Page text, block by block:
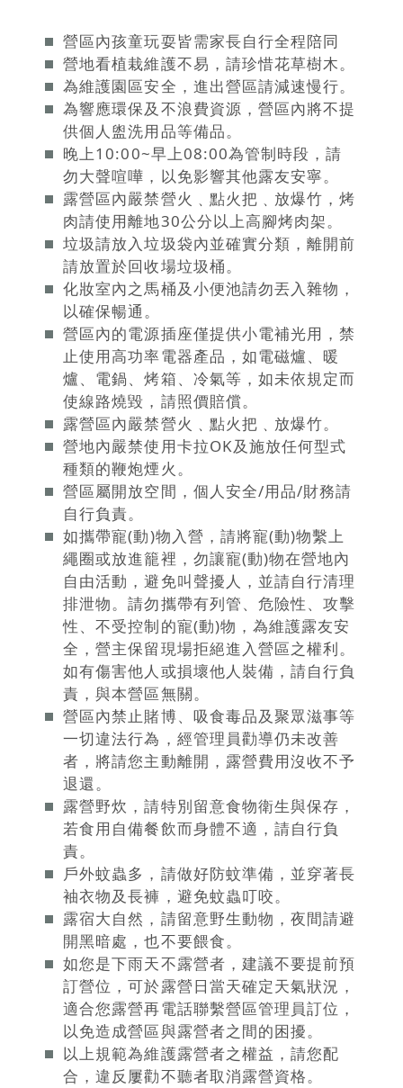
營區內孩童玩耍皆需家長自行全程陪同
營地看植栽維護不易，請珍惜花草樹木。
為維護園區安全，進出營區請減速慢行。
為響應環保及不浪費資源，營區內將不提
供個人盥洗用品等備品。
晚上10:00~早上08:00為管制時段，請
勿大聲喧嘩，以免影響其他露友安寧。
露營區內嚴禁營火﹑點火把﹑放爆竹，烤
肉請使用離地30公分以上高腳烤肉架。
垃圾請放入垃圾袋內並確實分類，離開前
請放置於回收場垃圾桶。
化妝室內之馬桶及小便池請勿丟入雜物，
以確保暢通。
營區內的電源插座僅提供小電補光用，禁
止使用高功率電器產品，如電磁爐、暖
爐、電鍋、烤箱、冷氣等，如未依規定而
使線路燒毀，請照價賠償。
露營區內嚴禁營火﹑點火把﹑放爆竹。
營地內嚴禁使用卡拉OK及施放任何型式
種類的鞭炮煙火。
營區屬開放空間，個人安全/用品/財務請
自行負責。
如攜帶寵(動)物入營，請將寵(動)物繫上
繩圈或放進籠裡，勿讓寵(動)物在營地內
自由活動，避免叫聲擾人，並請自行清理
排泄物。請勿攜帶有列管、危險性、攻擊
性、不受控制的寵(動)物，為維護露友安
全，營主保留現場拒絕進入營區之權利。
如有傷害他人或損壞他人裝備，請自行負
責，與本營區無關。
營區內禁止賭博、吸食毒品及聚眾滋事等
一切違法行為，經管理員勸導仍未改善
者，將請您主動離開，露營費用沒收不予
退還。
露營野炊，請特別留意食物衛生與保存，
若食用自備餐飲而身體不適，請自行負
責。
戶外蚊蟲多，請做好防蚊準備，並穿著長
袖衣物及長褲，避免蚊蟲叮咬。
露宿大自然，請留意野生動物，夜間請避
開黑暗處，也不要餵食。
如您是下雨天不露營者，建議不要提前預
訂營位，可於露營日當天確定天氣狀況，
適合您露營再電話聯繫營區管理員訂位，
以免造成營區與露營者之間的困擾。
以上規範為維護露營者之權益，請您配
合，違反屢勸不聽者取消露營資格。